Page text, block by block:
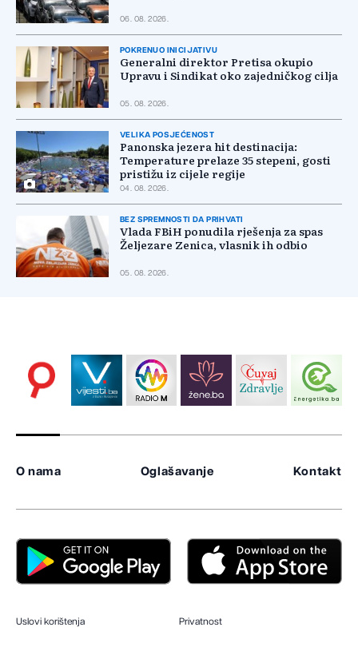
06. 08. 2026.
POKRENUO INICIJATIVU
Generalni direktor Pretisa okupio
Upravu i Sindikat oko zajedničkog cilja
05. 08. 2026.
VELIKA POSJEĆENOST
Panonska jezera hit destinacija:
Temperature prelaze 35 stepeni, gosti
pristižu iz cijele regije
04. 08. 2026.
BEZ SPREMNOSTI DA PRIHVATI
Vlada FBiH ponudila rješenja za spas
Željezare Zenica, vlasnik ih odbio
05. 08. 2026.
O nama Oglašavanje Kontakt
Uslovi korištenja Privatnost